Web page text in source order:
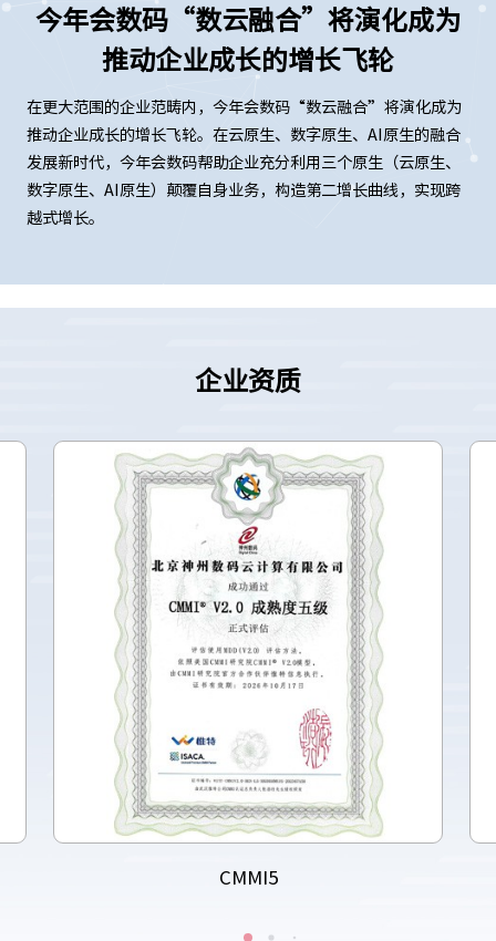
今年会数码“数云融合”将演化成为
推动企业成长的增长飞轮
在更大范围的企业范畴内，今年会数码“数云融合”将演化成为
推动企业成长的增长飞轮。在云原生、数字原生、AI原生的融合
发展新时代，今年会数码帮助企业充分利用三个原生（云原生、
数字原生、AI原生）颠覆自身业务，构造第二增长曲线，实现跨
越式增长。
企业资质
CMMI5